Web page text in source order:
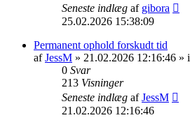
Seneste indlæg af gibora
25.02.2026 15:38:09
Permanent ophold forskudt tid
afJessM » 21.02.2026 12:16:46 » i
0 Svar
213 Visninger
Seneste indlæg afJessM
21.02.2026 12:16:46